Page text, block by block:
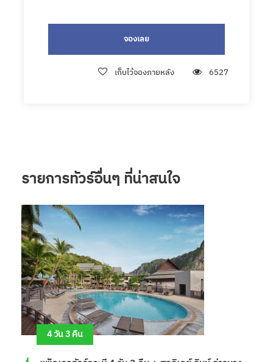
จองเลย
เก็บไว้จองภายหลัง 6527
รายการทัวร์อื่นๆ ที่น่าสนใจ
4 วัน 3 คืน